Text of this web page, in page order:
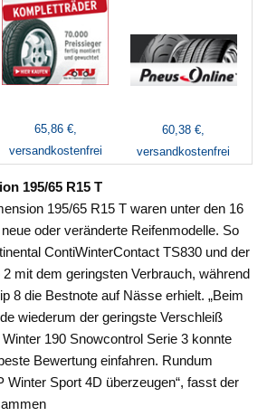
65,86 €,
versandkostenfrei
60,38 €,
versandkostenfrei
195/65 R15 T
195/65 R15 T waren unter den 16
oder veränderte Reifenmodelle. So
ContiWinterContact TS830 und der
mit dem geringsten Verbrauch, während
8 die Bestnote auf Nässe erhielt. „Beim
wiederum der geringste Verschleiß
190 Snowcontrol Serie 3 konnte
Bewertung einfahren. Rundum
Winter Sport 4D überzeugen“, fasst der